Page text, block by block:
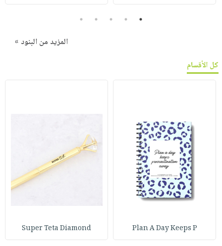
1
2
3
4
5
المزيد من البنود »
كل الأقسام
Plan A Day Keeps P
Super Teta Diamond